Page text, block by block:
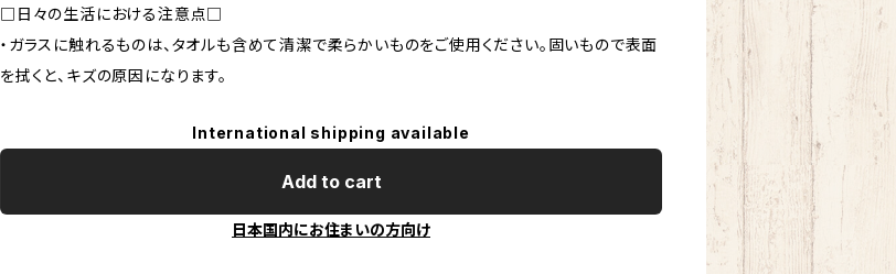
□日々の生活における注意点□
・ガラスに触れるものは、タオルも含めて清潔で柔らかいものをご使用ください。固いもので表面
を拭くと、キズの原因になります。
International shipping available
Add to cart
日本国内にお住まいの方向け